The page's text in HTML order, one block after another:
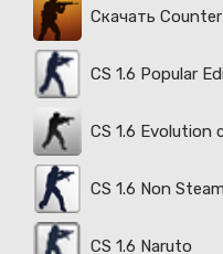
Скачать
CS 1.6 Popular
CS 1.6 Evolution
CS 1.6 Non Steam
CS 1.6 Naruto